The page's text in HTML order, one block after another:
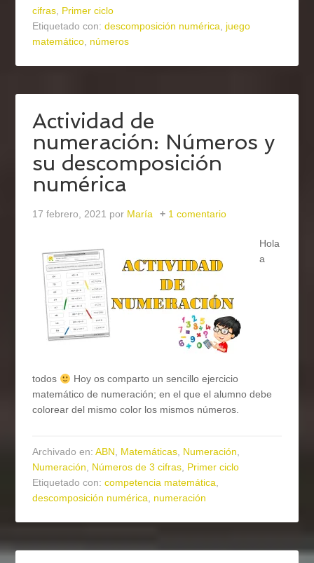
cifras, Primer ciclo
Etiquetado con:descomposición numérica, juego
matemático, números
Actividad de
numeración: Números y
su descomposición
numérica
17 febrero, 2021 por María 1 comentario
Hola
a
todos
Hoy os comparto un sencillo ejercicio
matemático de numeración; en el que el alumno debe
colorear del mismo color los mismos números.
Archivado en:ABN, Matemáticas, Numeración,
Numeración, Números de 3 cifras, Primer ciclo
Etiquetado con:competencia matemática,
descomposición numérica, numeración